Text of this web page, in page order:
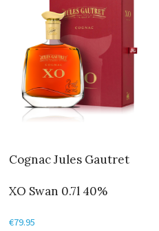
Cognac Jules Gautret
XO Swan 0.7l 40%
€79.95